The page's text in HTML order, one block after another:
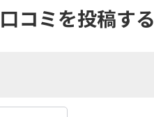
コミを投稿する